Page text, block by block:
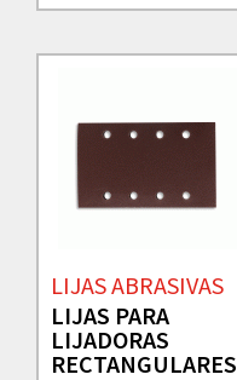
LIJAS ABRASIVAS
LIJAS PARA
LIJADORAS
RECTANGULARES